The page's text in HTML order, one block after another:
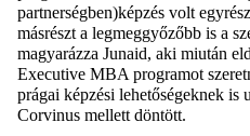
partnerségben)képzés volt
másrészt a legmeggyőzőbb is a
magyarázza Junaid, aki miután
Executive MBA programot
prágai képzési lehetőségeknek is
Corvinus mellett döntött.